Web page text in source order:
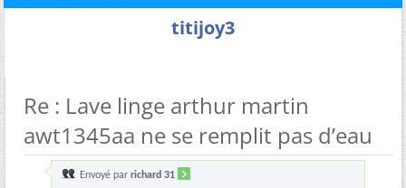
titijoy3
Re : Lave linge arthur martin
awt1345aa ne se remplit pas d’eau
Envoyé par richard 31